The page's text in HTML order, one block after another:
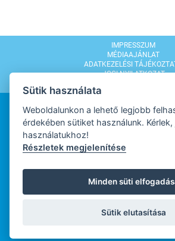
IMPRESSZUM
MÉDIAAJÁNLAT
ADATKEZELÉSI
JOGI NYILATKOZAT
WEBDESIGN
WEBFEJLESZTŐ
Sütik használata
Weboldalunkon a lehető legjobb
érdekében sütiket használunk.
használatukhoz!
Részletek megjelenítése
Minden süti
Sütik elutasítása